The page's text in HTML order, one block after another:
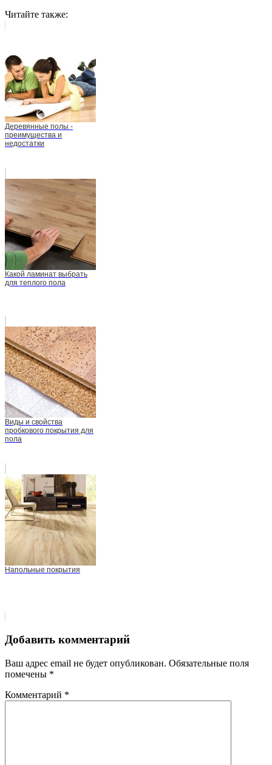
Читайте также:
Деревянные полы -
преимущества и
недостатки
Какой ламинат выбрать
для теплого пола
Виды и свойства
пробкового покрытия для
пола
Напольные покрытия
Добавить комментарий
Ваш адрес email не будет опубликован. Обязательные поля
помечены *
Комментарий *